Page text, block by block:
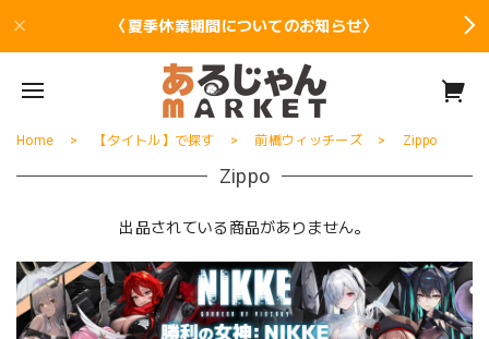
〈夏季休業期間についてのお知らせ〉
Home 【タイトル】で探す 前橋ウィッチーズ Zippo
Zippo
出品されている商品がありません。